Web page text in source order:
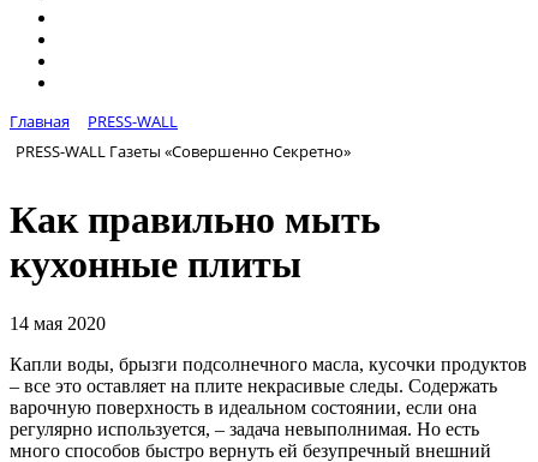
Главная
PRESS-WALL
PRESS-WALL Газеты «Совершенно Секретно»
Как правильно мыть
кухонные плиты
14 мая 2020
Капли воды, брызги подсолнечного масла, кусочки продуктов
– все это оставляет на плите некрасивые следы. Содержать
варочную поверхность в идеальном состоянии, если она
регулярно используется, – задача невыполнимая. Но есть
много способов быстро вернуть ей безупречный внешний